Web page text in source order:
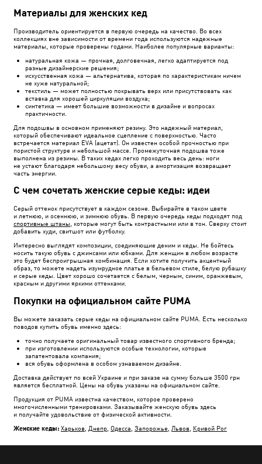
Материалы для женских кед
Производитель ориентируется в первую очередь на качество. Во всех
коллекциях вне зависимости от времени года используются надежные
материалы, которые проверены годами. Наиболее популярные варианты:
натуральная кожа — прочная, долговечная, легко адаптируется под
разные дизайнерские решения;
искусственная кожа — альтернатива, которая по характеристикам ничем
не хуже натуральной;
текстиль — может полностью покрывать верх или присутствовать как
вставка для хорошей циркуляции воздуха;
синтетика — имеет большие возможности в дизайне и вопросах
практичности.
Для подошвы в основном применяют резину. Это надежный материал,
который обеспечивают идеальное сцепление с поверхностью. Часто
встречается материал EVA (ацетат). Он известен особой прочностью при
пористой структуре и небольшой массе. Промежуточная подошва тоже
выполнена из резины. В таких кедах легко проходить весь день: ноги
не устают благодаря небольшому весу обуви, а амортизация возвращает
часть энергии.
С чем сочетать женские серые кеды: идеи
Серый оттенок присутствует в каждом сезоне. Выбирайте в таком цвете
и летнюю, и осеннюю, и зимнюю обувь. В первую очередь кеды подходят под
спортивные штаны , которые могут быть контрастными или в тон. Сверху стоит
добавить худи, свитшот или футболку.
Интересно выглядят композиции, соединяющие деним и кеды. Не бойтесь
носить такую обувь с джинсами или юбками. Для женщин в любом возрасте
это будет беспроигрышная комбинация. Если хотите получить акцентный
образ, то можете надеть изумрудное платье в бельевом стиле, белую рубашку
и серые кеды. Цвет хорошо сочетается с белым, черным, синим, оранжевым,
красным и другими яркими оттенками.
Покупки на официальном сайте PUMA
Вы можете заказать серые кеды на официальном сайте PUMA. Есть несколько
поводов купить обувь именно здесь:
точно получаете оригинальный товар известного спортивного бренда;
при изготовлении используются особые технологии, которые
запатентовала компания;
вся обувь оформлена в особом узнаваемом дизайне.
Доставка действует по всей Украине и при заказе на сумму больше 3500 грн
является бесплатной. Цены на обувь указаны на официальном сайте.
Продукция от PUMA известна качеством, которое проверено
многочисленными тренировками. Заказывайте женскую обувь здесь
и получайте удовольствие от физической активности.
Женские кеды: Харьков Днепр Одесса Запорожье Львов Кривой Рог